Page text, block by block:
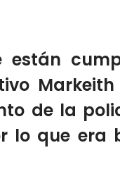
están
Markeith
de la
lo que era